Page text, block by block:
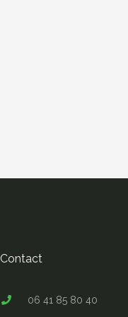
Contact
06 41 85 80 40